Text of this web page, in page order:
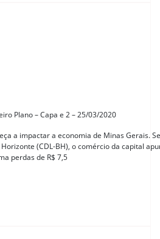
Plano – Capa e 2 – 25/03/2020
a impactar a economia de Minas Gerais.
(CDL-BH), o comércio da capital
perdas de R$ 7,5